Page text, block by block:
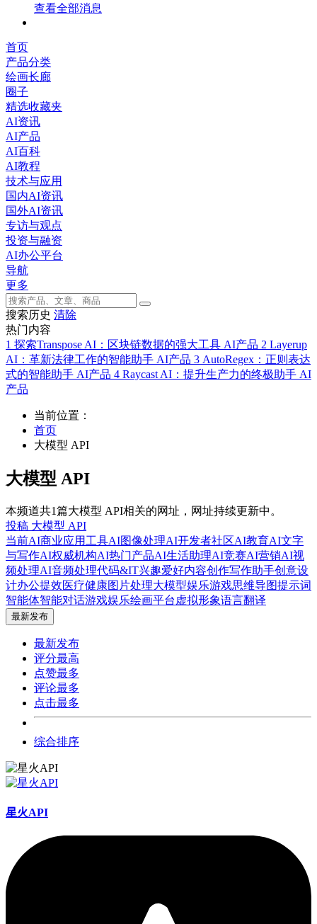
查看全部消息
首页
产品分类
绘画长廊
圈子
精选收藏夹
AI资讯
AI产品
AI百科
AI教程
技术与应用
国内AI资讯
国外AI资讯
专访与观点
投资与融资
AI办公平台
导航
更多
搜索历史 清除
热门内容
1 探索Transpose AI：区块链数据的强大工具 AI产品 2 Layerup
AI：革新法律工作的智能助手 AI产品 3 AutoRegex：正则表达
式的智能助手 AI产品 4 Raycast AI：提升生产力的终极助手 AI
产品
当前位置：
首页
大模型 API
大模型 API
本频道共1篇大模型 API相关的网址，网址持续更新中。
投稿 大模型 API
当前AI商业应用工具AI图像处理AI开发者社区AI教育AI文字
与写作AI权威机构AI热门产品AI生活助理AI竞赛AI营销AI视
频处理AI音频处理代码&IT兴趣爱好内容创作写作助手创意设
计办公提效医疗健康图片处理大模型娱乐游戏思维导图提示词
智能体智能对话游戏娱乐绘画平台 虚拟形象语言翻译
最新发布
最新发布
评分最高
点赞最多
评论最多
点击最多
综合排序
星火API